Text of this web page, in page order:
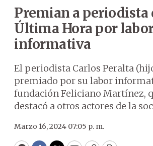
Premian a periodista
Última Hora por
informativa
El periodista Carlos Peralta
premiado por su labor
fundación Feliciano Martínez,
destacó a otros actores de la
Marzo 16, 2024 07:05 p. m.